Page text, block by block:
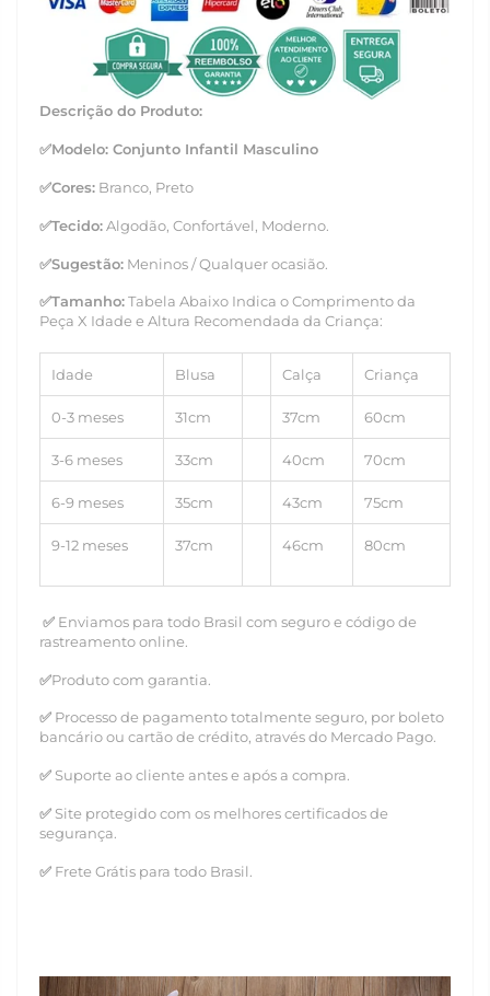
Descrição do Produto:
✅Modelo: Conjunto Infantil Masculino
✅Cores: Branco, Preto
✅Tecido:Algodão, Confortável, Moderno.
✅Sugestão: Meninos / Qualquer ocasião.
✅Tamanho:Tabela Abaixo Indica o Comprimento da
Peça X Idade e Altura Recomendada da Criança:
Idade Blusa Calça Criança
0-3 meses 31cm 37cm 60cm
3-6 meses 33cm 40cm 70cm
6-9 meses 35cm 43cm 75cm
9-12 meses 37cm 46cm 80cm
✅ Enviamos para todo Brasil com seguro e código de
rastreamento online.
✅Produto com garantia.
✅ Processo de pagamento totalmente seguro, por boleto
bancário ou cartão de crédito, através do Mercado Pago.
✅ Suporte ao cliente antes e após a compra.
✅ Site protegido com os melhores certificados de
segurança.
✅ Frete Grátis para todo Brasil.